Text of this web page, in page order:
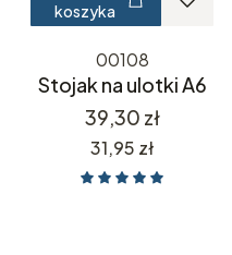
koszyka
00108
Stojak na ulotki A6
Cena
39,30 zł
Cena
31,95 zł